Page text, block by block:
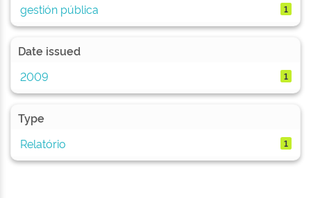
gestión pública 1
Date issued
2009
1
Type
Relatório
1